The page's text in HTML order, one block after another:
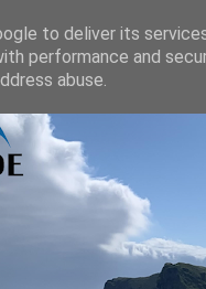
to deliver its
performance and
abuse.